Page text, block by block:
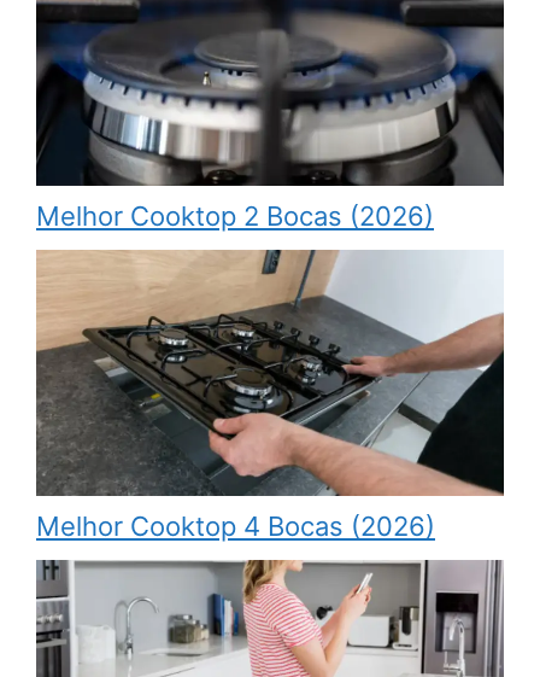
Melhor Cooktop 2 Bocas (2026)
Melhor Cooktop 4 Bocas (2026)